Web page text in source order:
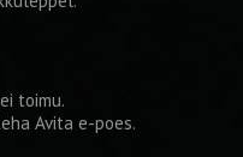
toimu.
Avita e-poes.